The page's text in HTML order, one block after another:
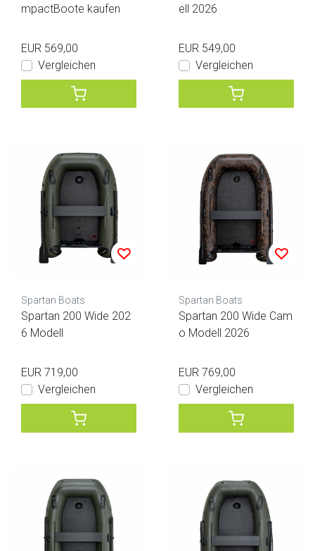
mpactBoote kaufen
EUR 569,00
Vergleichen
ell 2026
EUR 549,00
Vergleichen
Spartan Boats
Spartan 200 Wide 202
6 Modell
EUR 719,00
Vergleichen
Spartan Boats
Spartan 200 Wide Cam
o Modell 2026
EUR 769,00
Vergleichen